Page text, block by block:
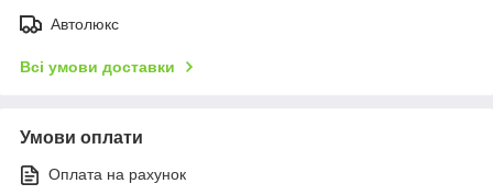
Автолюкс
Всі умови доставки
Умови оплати
Оплата на рахунок